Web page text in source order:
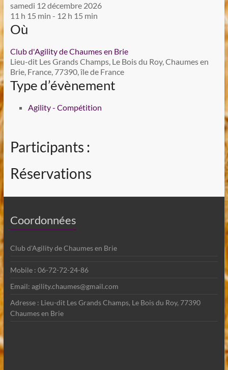
samedi 12 décembre 2026
11 h 15 min - 12 h 15 min
Où
Club d'Agility de Chaumes en Brie
Lieu-dit Les Grands Champs, Le Bois du Roy, Chaumes en
Brie, France, 77390, île de France
Type d’évènement
Agility - Compétition
Participants :
Réservations
Coordonnées
Club d'Agility de Chaumes en Brie
Mobile : 06-72-72-24-86
Email: agility.chaumes@gmail.com
Adresse : Lieu-dit Les Grands Champs, Le Bois du Roy, 77390
Chaumes en Brie